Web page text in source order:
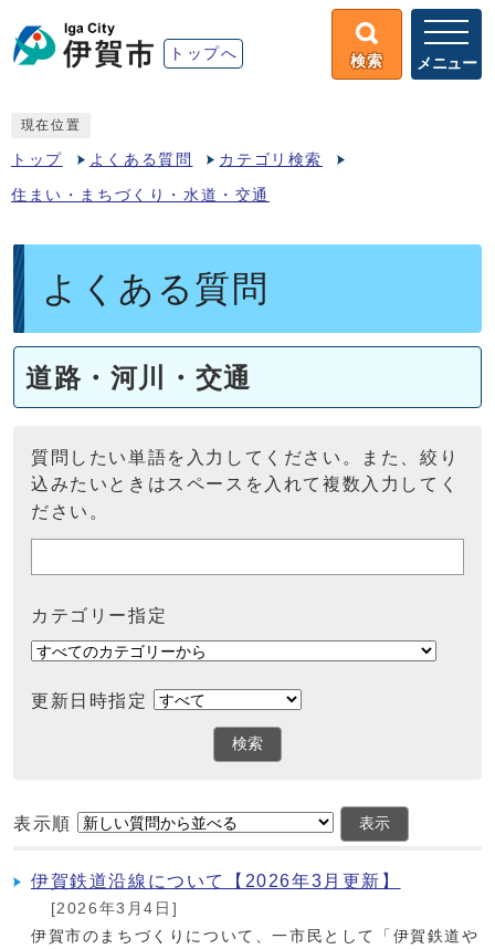
トップへ 検索 メニュー
現在位置
トップ よくある質問 カテゴリ検索
住まい・まちづくり・水道・交通
よくある質問
道路・河川・交通
質問したい単語を入力してください。また、絞り
込みたいときはスペースを入れて複数入力してく
ださい。
カテゴリー指定
更新日時指定
検索
表示順 表示
伊賀鉄道沿線について【2026年3月更新】
[2026年3月4日]
伊賀市のまちづくりについて、一市民として「伊賀鉄道や